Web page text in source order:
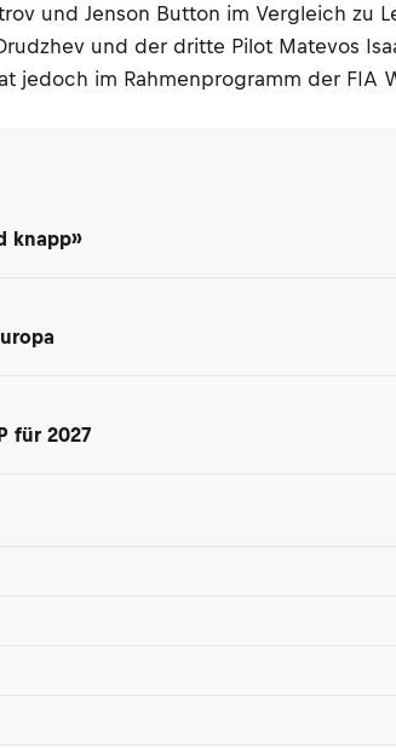
und Jenson Button im Vergleich
und der dritte Pilot Matevos
jedoch im Rahmenprogramm der
knapp»
für 2027